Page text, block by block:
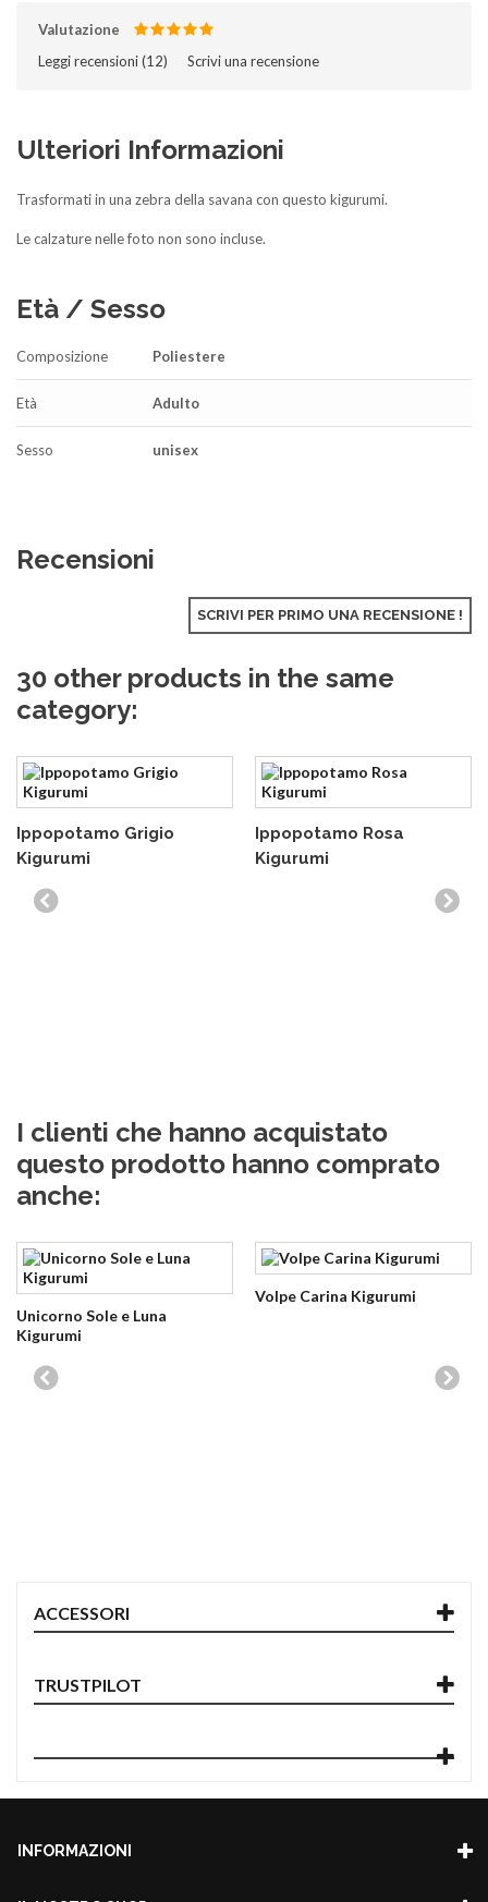
Valutazione
Leggi recensioni (12)‎ Scrivi una recensione
Ulteriori Informazioni
Trasformati in una zebra della savana con questo kigurumi.
Le calzature nelle foto non sono incluse.
Età / Sesso
Composizione Poliestere
Età Adulto
Sesso unisex
Recensioni
SCRIVI PER PRIMO UNA RECENSIONE !
30 other products in the same
category:
Ippopotamo Grigio
Kigurumi
Ippopotamo Rosa
Kigurumi
I clienti che hanno acquistato
questo prodotto hanno comprato
anche:
Unicorno Sole e Luna
Kigurumi
Volpe Carina Kigurumi
ACCESSORI
TRUSTPILOT
INFORMAZIONI